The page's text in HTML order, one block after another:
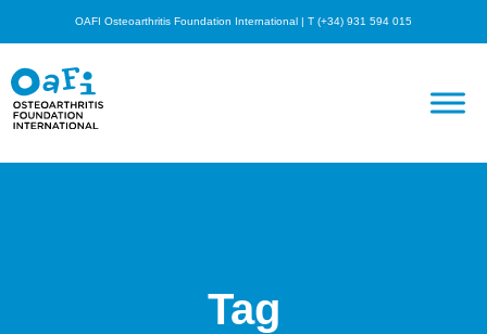
OAFI Osteoarthritis Foundation International | T (+34) 931 594 015
Tag